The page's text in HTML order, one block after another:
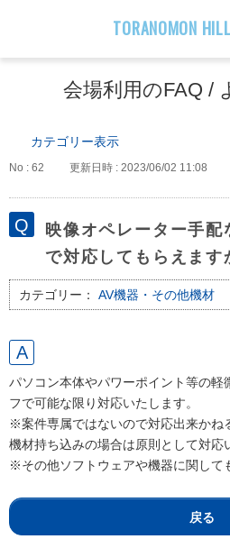
TORANOMON
会場利用のFAQ /
カテゴリー表示
No : 62 更新日時 : 2023/06/02 11:08
映像オペレーター手配
で対応してもらえます
カテゴリー： AV機器・その他機材
パソコン本体やパワーポイント等の軽
フで可能な限り対応いたします。
※案件専属ではないので対応出来かね
機材持ち込みの場合は原則として対応
※その他ソフトウェアや機器に関して
戻る